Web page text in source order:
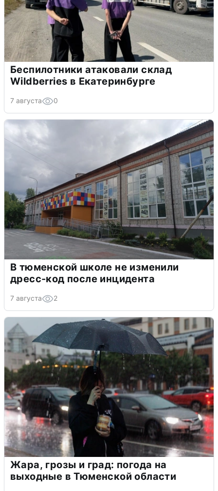
Беспилотники атаковали склад
Wildberries в Екатеринбурге
7 августа 0
В тюменской школе не изменили
дресс-код после инцидента
7 августа 2
Жара, грозы и град: погода на
выходные в Тюменской области